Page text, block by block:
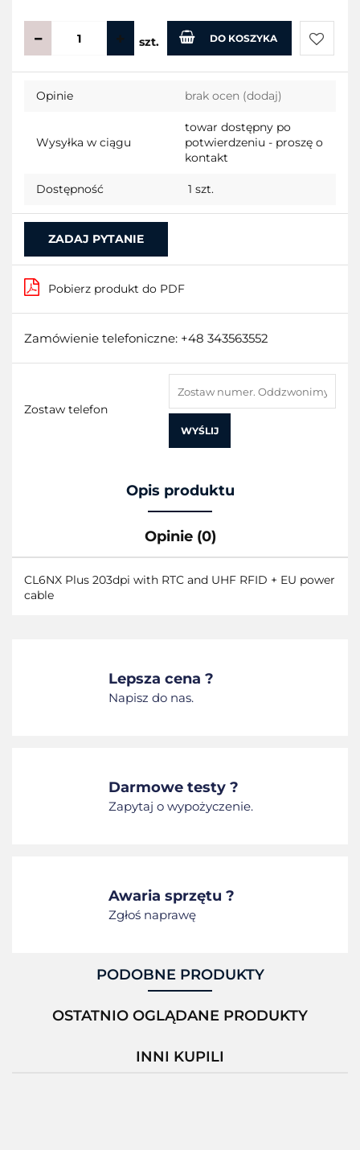
szt. DO KOSZYKA
Do
Opinie brak ocen (dodaj)
Wysyłka w ciągu
towar dostępny po
potwierdzeniu - proszę o
kontakt
Dostępność 1 szt.
ZADAJ PYTANIE
Pobierz produkt do PDF
Zamówienie telefoniczne: +48 343563552
Zostaw telefon
WYŚLIJ
Opis produktu
Opinie (0)
CL6NX Plus 203dpi with RTC and UHF RFID + EU power
cable
Lepsza cena ?
Napisz do nas.
Darmowe testy ?
Zapytaj o wypożyczenie.
Awaria sprzętu ?
Zgłoś naprawę
PODOBNE PRODUKTY
OSTATNIO OGLĄDANE PRODUKTY
INNI KUPILI